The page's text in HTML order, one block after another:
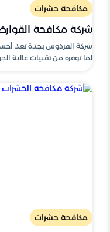
مكافحة حشرات
شركة مكافحة
شركة الفردوس بجدة تعد
لما توفره من تقنيات عالية
مكافحة حشرات